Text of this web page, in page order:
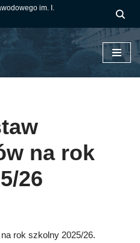
im. I.
na rok
26
rok szkolny 2025/26.